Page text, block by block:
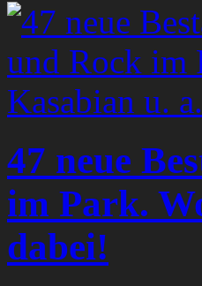
47 neue
im Park.
dabei!